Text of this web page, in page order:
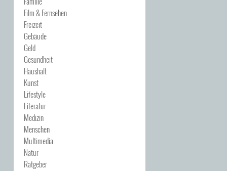
Film & Fernsehen
Freizeit
Gebäude
Geld
Gesundheit
Haushalt
Kunst
Lifestyle
Literatur
Medizin
Menschen
Multimedia
Natur
Ratgeber